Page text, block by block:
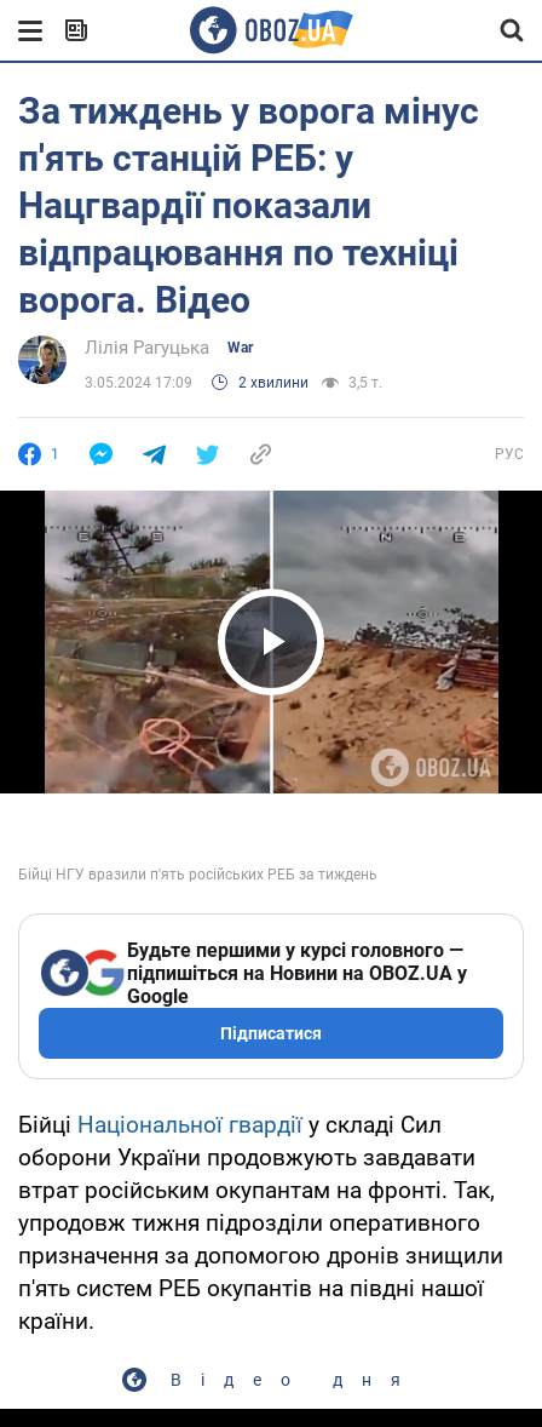
За тиждень у ворога мінус
п'ять станцій РЕБ: у
Нацгвардії показали
відпрацювання по техніці
ворога. Відео
Лілія Рагуцька War
3.05.2024 17:09 2 хвилини 3,5 т.
1 РУС
Play Video
Будьте першими у курсі головного —
підпишіться на Новини на OBOZ.UA у
Google
Підписатися
Бійці Національної гвардіїу складі Сил
оборони України продовжують завдавати
втрат російським окупантам на фронті. Так,
упродовж тижня підрозділи оперативного
призначення за допомогою дронів знищили
п'ять систем РЕБ окупантів на півдні нашої
країни.
Відео дня